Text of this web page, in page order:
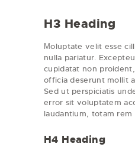
H3 Heading
Мoluptate velit esse
nulla pariatur.
cupidatat non
officia deserunt mollit
Sed ut perspiciatis
error sit voluptatem
laudantium, totam rem
H4 Heading